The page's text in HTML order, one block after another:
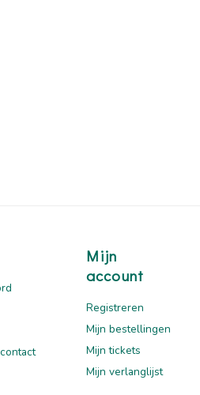
Mijn
account
Registreren
Mijn bestellingen
Mijn tickets
Mijn verlanglijst